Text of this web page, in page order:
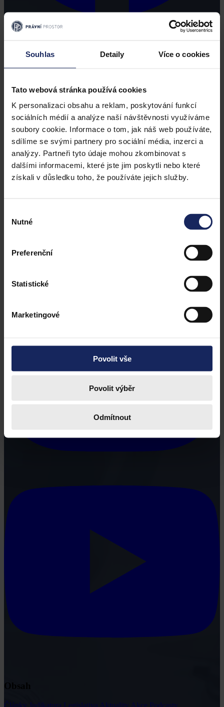
Souhlas Detaily Více o cookies
Tato webová stránka používá cookies
K personalizaci obsahu a reklam, poskytování funkcí
sociálních médií a analýze naší návštěvnosti využíváme
soubory cookie. Informace o tom, jak náš web používáte,
sdílíme se svými partnery pro sociální média, inzerci a
analýzy. Partneři tyto údaje mohou zkombinovat s
dalšími informacemi, které jste jim poskytli nebo které
získali v důsledku toho, že používáte jejich služby.
souhlasu
Nutné
Preferenční
Statistické
Marketingové
Povolit vše
Povolit výběr
Odmítnout
Články Judikatura Legislativa Aktuality Akce Podcasty